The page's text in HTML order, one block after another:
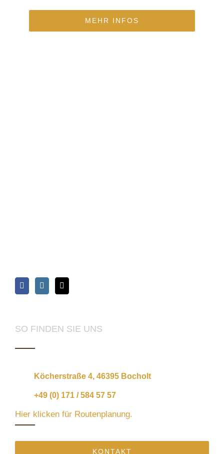
MEHR INFOS
SO FINDEN SIE UNS
Köcherstraße 4, 46395 Bocholt
+49 (0) 171 / 584 57 57
Hier klicken für Routenplanung.
KONTAKT